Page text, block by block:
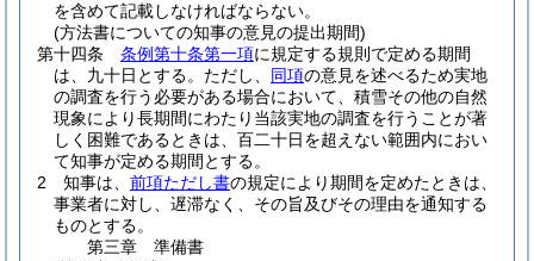
を含めて記載しなければならない。
(方法書についての知事の意見の提出期間)
第十四条
条例第十条第一項に規定する規則で定める期間
は、九十日とする。 ただし、 同項の意見を述べるため実地
の調査を行う必要がある場合において、積雪その他の自然
現象により長期間にわたり当該実地の調査を行うことが著
しく困難であるときは、百二十日を超えない範囲内におい
て知事が定める期間とする。
2
知事は、 前項ただし書の規定により期間を定めたときは、
事業者に対し、遅滞なく、その旨及びその理由を通知する
ものとする。
第三章
準備書